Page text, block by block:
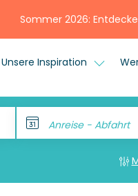
Sommer 2026:
Unsere Inspiration
Anreise - Abfahrt